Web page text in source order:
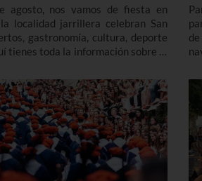
agosto, nos vamos de fiesta en
localidad jarrillera celebran San
gastronomía, cultura, deporte
tienes toda la información sobre el
que empiezan varios días antes.